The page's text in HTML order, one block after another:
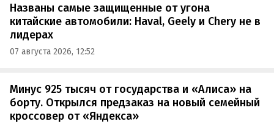
Названы самые защищенные от угона
китайские автомобили: Haval, Geely и Chery не в
лидерах
07 августа 2026, 12:52
Минус 925 тысяч от государства и «Алиса» на
борту. Открылся предзаказ на новый семейный
кроссовер от «Яндекса»